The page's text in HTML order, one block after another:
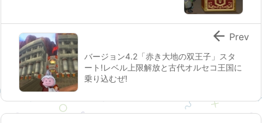
バージョン4.2「赤き大地の双王子」スタ
ート!レベル上限解放と古代オルセコ王国に
乗り込むぜ!
 Prev